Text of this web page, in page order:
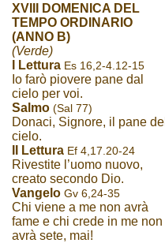
XVIII DOMENICA DEL
TEMPO ORDINARIO
(ANNO B)
(Verde)
I Lettura Es 16,2-4.12-15
Io farò piovere pane dal
cielo per voi.
Salmo (Sal 77)
Donaci, Signore, il pane del
cielo.
II Lettura Ef 4,17.20-24
Rivestite l’uomo nuovo,
creato secondo Dio.
Vangelo Gv 6,24-35
Chi viene a me non avrà
fame e chi crede in me non
avrà sete, mai!